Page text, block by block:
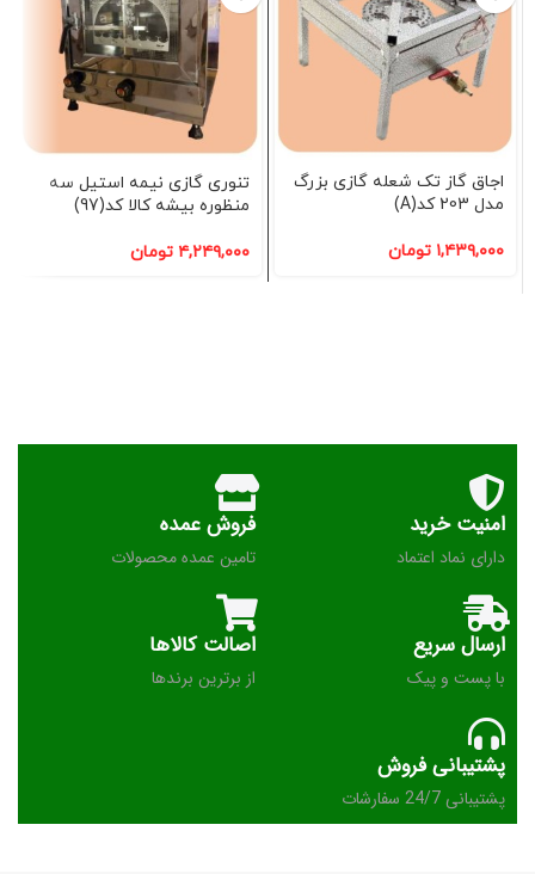
اجاق گاز تک شعله گازی بزرگ
مدل 203 کد(A)
۱,۴۳۹,۰۰۰ تومان
تنوری گازی نیمه استیل سه
منظوره بیشه کالا کد(97)
۴,۲۴۹,۰۰۰ تومان
امنیت خرید
دارای نماد اعتماد
فروش عمده
تامین عمده محصولات
ارسال سریع
با پست و پیک
اصالت کالاها
از برترین برندها
پشتیبانی فروش
پشتیبانی 24/7 سفارشات